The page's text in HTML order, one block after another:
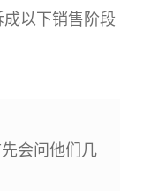
以下销售阶段
会问他们几